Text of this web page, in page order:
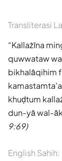
Transliterasi
Kallażīna
quwwataw
bikhalāqihim
khuḍtum
dun-yā wal-
9:69)
English Sahih: